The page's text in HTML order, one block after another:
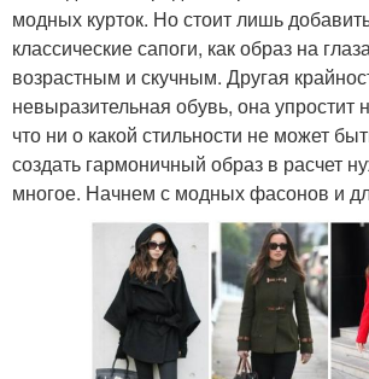
модных курток. Но стоит лишь
классические сапоги, как образ на
возрастным и скучным. Другая
невыразительная обувь, она упростит
что ни о какой стильности не может
создать гармоничный образ в расчет
многое. Начнем с модных фасонов и